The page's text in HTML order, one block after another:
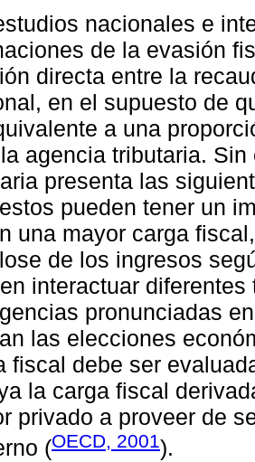
nacionales e
de la evasión
directa entre la
en el supuesto de
a una
agencia tributaria.
presenta las
pueden tener un
una mayor carga
de los ingresos
interactuar
pronunciadas
las elecciones
fiscal debe ser
la carga fiscal
privado a proveer de
(OECD, 2001).